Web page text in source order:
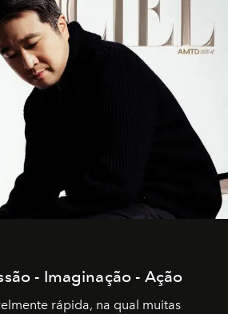
- Imaginação - Ação
rápida, na qual muitas